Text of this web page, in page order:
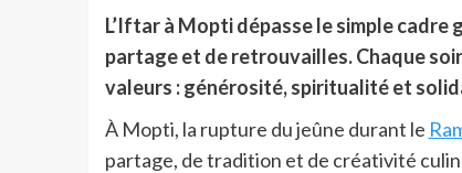
L’Iftar à Mopti dépasse le simple cadre
partage et de retrouvailles. Chaque
valeurs : générosité, spiritualité et
À Mopti, la rupture du jeûne durant le
partage, de tradition et de créativité